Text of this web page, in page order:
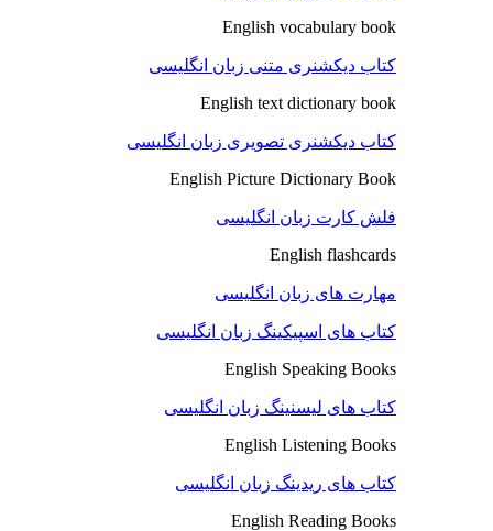
English vocabulary book
کتاب دیکشنری متنی زبان انگلیسی
English text dictionary book
کتاب دیکشنری تصویری زبان انگلیسی
English Picture Dictionary Book
فلش کارت زبان انگلیسی
English flashcards
مهارت های زبان انگلیسی
کتاب های اسپیکینگ زبان انگلیسی
English Speaking Books
کتاب های لیسنینگ زبان انگلیسی
English Listening Books
کتاب های ریدینگ زبان انگلیسی
English Reading Books